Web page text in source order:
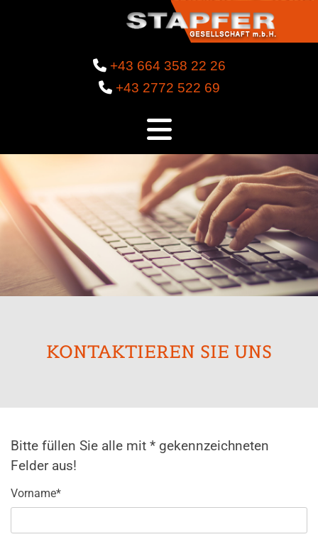
 +43 664 358 22 26
 +43 2772 522 69
KONTAKTIEREN SIE UNS
Bitte füllen Sie alle mit * gekennzeichneten
Felder aus!
Vorname*